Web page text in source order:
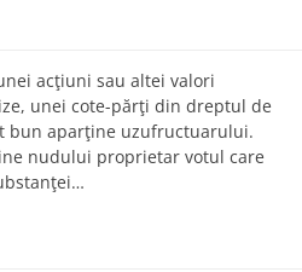
acţiuni sau altei valori
unei cote-părţi din dreptul de
bun aparţine uzufructuarului.
nudului proprietar votul care